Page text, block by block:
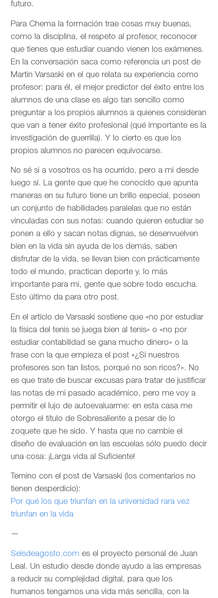
futuro.
Para Chema la formación trae cosas muy buenas,
como la disciplina, el respeto al profesor, reconocer
que tienes que estudiar cuando vienen los exámenes.
En la conversación saca como referencia un post de
Martin Varsaski en el que relata su experiencia como
profesor: para él, el mejor predictor del éxito entre los
alumnos de una clase es algo tan sencillo como
preguntar a los propios alumnos a quienes consideran
que van a tener éxito profesional (qué importante es la
investigación de guerrilla). Y lo cierto es que los
propios alumnos no parecen equivocarse.
No sé si a vosotros os ha ocurrido, pero a mi desde
luego sí. La gente que que he conocido que apunta
maneras en su futuro tiene un brillo especial, poseen
un conjunto de habilidades paralelas que no están
vinculadas con sus notas: cuando quieren estudiar se
ponen a ello y sacan notas dignas, se desenvuelven
bien en la vida sin ayuda de los demás, saben
disfrutar de la vida, se llevan bien con prácticamente
todo el mundo, practican deporte y, lo más
importante para mi, gente que sobre todo escucha.
Esto último da para otro post.
En el artíclo deVarsaski sostiene que «no por estudiar
la física del tenis se juega bien al tenis» o «no por
estudiar contabilidad se gana mucho dinero» o la
frase con la que empieza el post «¿Si nuestros
profesores son tan listos, porqué no son ricos?». No
es que trate de buscar excusas para tratar de justificar
las notas de mi pasado académico, pero me voy a
permitir el lujo de autoevaluarme: en esta casa me
otorgo el título de Sobresaliente a pesar de lo
zoquete que he sido. Y hasta que no cambie el
diseño de evaluación en las escuelas sólo puedo decir
una cosa: ¡Larga vida al Suficiente!
Temino con el post de Varsaski (los comentarios no
tienen desperdicio):
Por qué los que triunfan en la universidad rara vez
triunfan en la vida
—
Seisdeagosto.com es el proyecto personal de Juan
Leal. Un estudio desde donde ayudo a las empresas
a reducir su complejidad digital, para que los
humanos tengamos una vida más sencilla, con la